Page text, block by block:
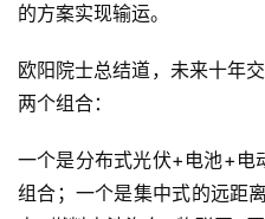
的方案实现输运。
欧阳院士总结道，未来十年
两个组合：
一个是分布式光伏+电池+电
组合；一个是集中式的远距